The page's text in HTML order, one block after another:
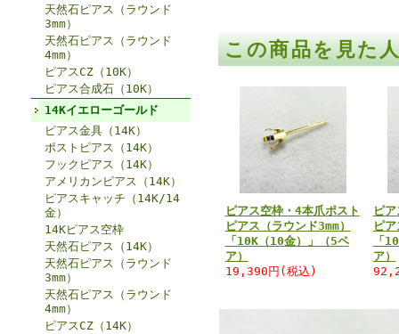
天然石ピアス（ラウンド
3mm）
天然石ピアス（ラウンド
4mm）
ピアスCZ（10K）
ピアス合成石（10K）
14Kイエローゴールド
ピアス金具（14K）
ポストピアス（14K）
フックピアス（14K）
アメリカンピアス（14K）
ピアスキャッチ（14K/14
金）
14Kピアス空枠
天然石ピアス（14K）
天然石ピアス（ラウンド
3mm）
天然石ピアス（ラウンド
4mm）
ピアスCZ（14K）
この商品を見た
ピアス空枠・4本爪ポスト
ピアス（ラウンド3mm）
「10K（10金）」（5ペ
ア）
19,390円(税込)
ピ
ピ
「
ア）